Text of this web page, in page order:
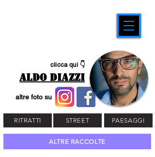
clicca qui 👇
ALDO DIAZZI
altre foto su
RITRATTI STREET PAESAGGI
ALTRE RACCOLTE